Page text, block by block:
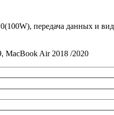
передача данных и
MacBook Air 2018 /2020